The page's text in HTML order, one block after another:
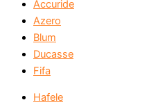
Accuride
Azero
Blum
Ducasse
Fifa
Hafele